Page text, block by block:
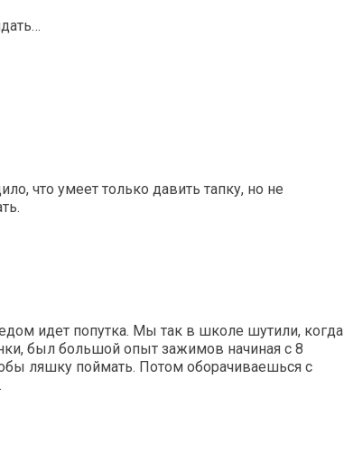
что умеет только давить тапку, но не
идет попутка. Мы так в школе шутили, когда
был большой опыт зажимов начиная с 8
ляшку поймать. Потом оборачиваешься с